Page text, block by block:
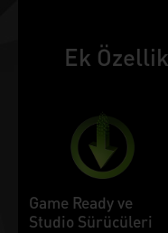
Ek
Game Ready ve
Studio Sürücüleri